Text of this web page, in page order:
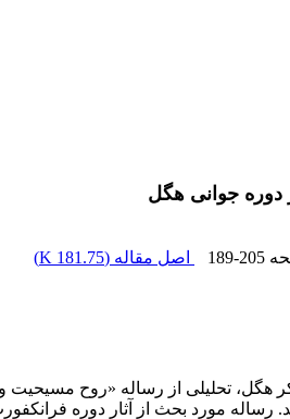
دوره جوانی هگل
189-205 اصل مقاله (181.75 K
)
هگل، تحلیلی از رساله «روح
مورد بحث از آثار دوره